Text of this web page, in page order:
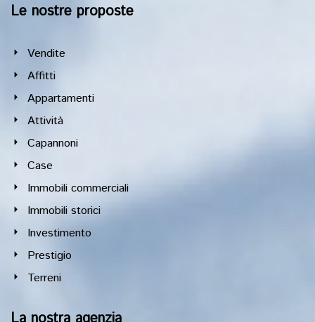
Le nostre proposte
Vendite
Affitti
Appartamenti
Attività
Capannoni
Case
Immobili commerciali
Immobili storici
Investimento
Prestigio
Terreni